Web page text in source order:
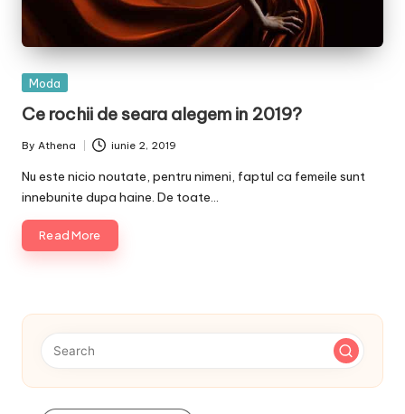
Posted
Moda
Ce rochii de seara alegem in 2019?
Posted
by
By Athena iunie 2, 2019
Nu este nicio noutate, pentru nimeni, faptul ca femeile sunt
innebunite dupa haine. De toate…
Read More